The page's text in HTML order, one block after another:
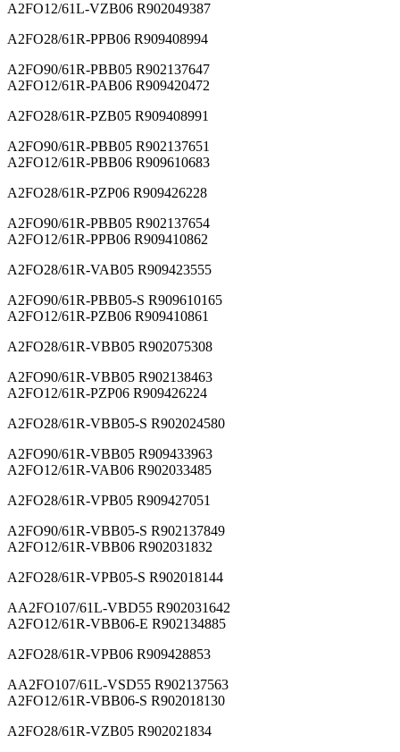
A2FO12/61L-VZB06 R902049387
A2FO28/61R-PPB06 R909408994
A2FO90/61R-PBB05 R902137647
A2FO12/61R-PAB06 R909420472
A2FO28/61R-PZB05 R909408991
A2FO90/61R-PBB05 R902137651
A2FO12/61R-PBB06 R909610683
A2FO28/61R-PZP06 R909426228
A2FO90/61R-PBB05 R902137654
A2FO12/61R-PPB06 R909410862
A2FO28/61R-VAB05 R909423555
A2FO90/61R-PBB05-S R909610165
A2FO12/61R-PZB06 R909410861
A2FO28/61R-VBB05 R902075308
A2FO90/61R-VBB05 R902138463
A2FO12/61R-PZP06 R909426224
A2FO28/61R-VBB05-S R902024580
A2FO90/61R-VBB05 R909433963
A2FO12/61R-VAB06 R902033485
A2FO28/61R-VPB05 R909427051
A2FO90/61R-VBB05-S R902137849
A2FO12/61R-VBB06 R902031832
A2FO28/61R-VPB05-S R902018144
AA2FO107/61L-VBD55 R902031642
A2FO12/61R-VBB06-E R902134885
A2FO28/61R-VPB06 R909428853
AA2FO107/61L-VSD55 R902137563
A2FO12/61R-VBB06-S R902018130
A2FO28/61R-VZB05 R902021834